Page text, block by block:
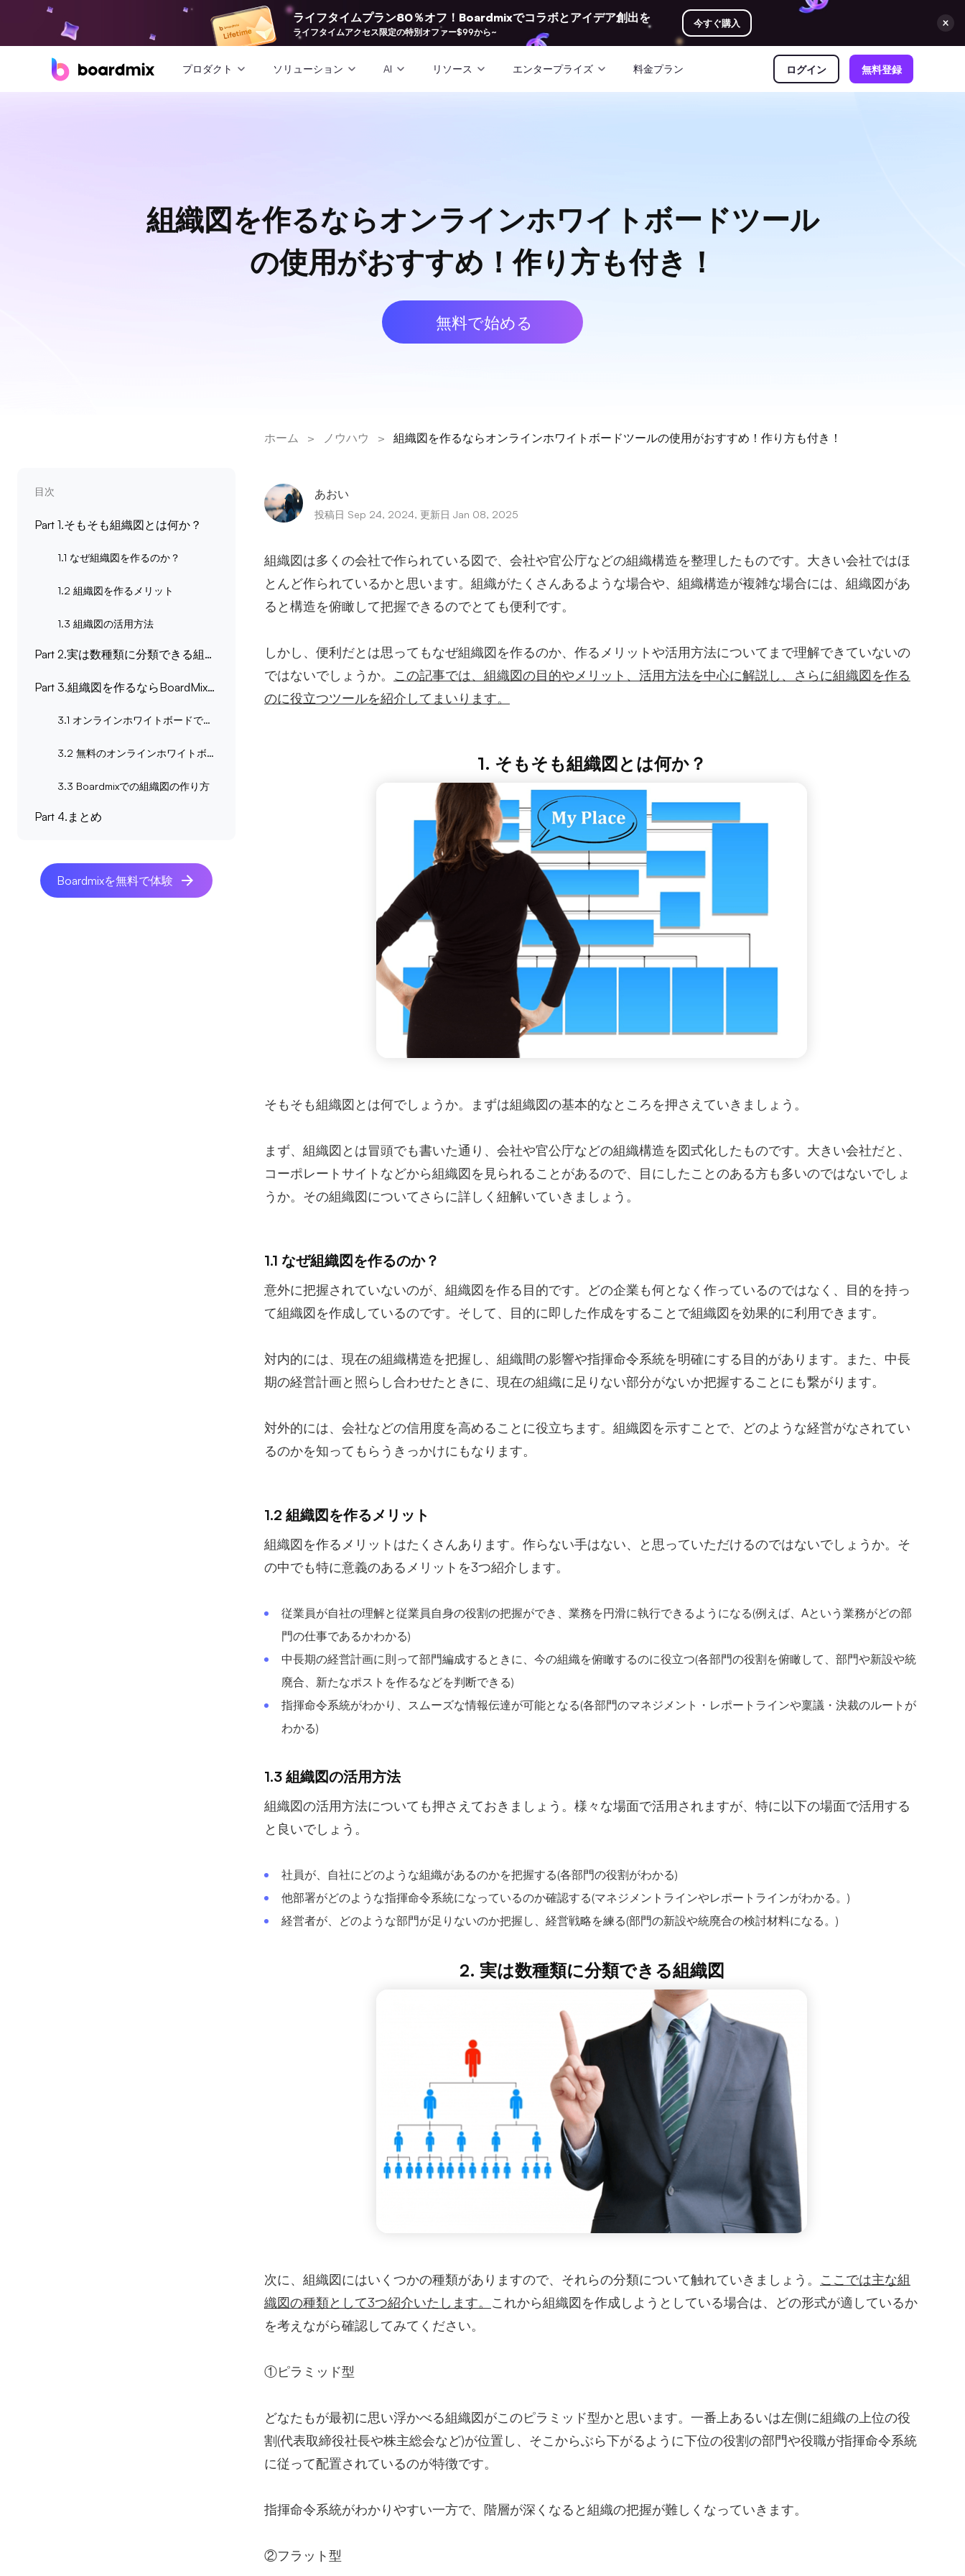
ライフタイムプラン80％オフ！Boardmixでコラボとアイデア創出を
ライフタイムアクセス限定の特別オファー$99から~
今すぐ購入
プロダクト ソリューション AI リソース エンタープライズ 料金プラン ログイン 無料登録
組織図を作るならオンラインホワイトボードツール
の使用がおすすめ！作り方も付き！
無料で始める
目次
Part 1.そもそも組織図とは何か？
1.1 なぜ組織図を作るのか？
1.2 組織図を作るメリット
1.3 組織図の活用方法
Part 2.実は数種類に分類できる組織図
Part 3.組織図を作るならBoardMixがおすすめ
3.1 オンラインホワイトボードで作成するメリット
3.2 無料のオンラインホワイトボードツール
3.3 Boardmixでの組織図の作り方
Part 4.まとめ
Boardmixを無料で体験
ホーム > ノウハウ > 組織図を作るならオンラインホワイトボードツールの使用がおすすめ！作り方も付き！
あおい
投稿日 Sep 24, 2024, 更新日 Jan 08, 2025
組織図は多くの会社で作られている図で、会社や官公庁などの組織構造を整理したものです。大きい会社ではほ
とんど作られているかと思います。組織がたくさんあるような場合や、組織構造が複雑な場合には、組織図があ
ると構造を俯瞰して把握できるのでとても便利です。
しかし、便利だとは思ってもなぜ組織図を作るのか、作るメリットや活用方法についてまで理解できていないの
ではないでしょうか。 この記事では、組織図の目的やメリット、活用方法を中心に解説し、さらに組織図を作る
のに役立つツールを紹介してまいります。
1. そもそも組織図とは何か？
そもそも組織図とは何でしょうか。まずは組織図の基本的なところを押さえていきましょう。
まず、組織図とは冒頭でも書いた通り、会社や官公庁などの組織構造を図式化したものです。大きい会社だと、
コーポレートサイトなどから組織図を見られることがあるので、目にしたことのある方も多いのではないでしょ
うか。その組織図についてさらに詳しく紐解いていきましょう。
1.1 なぜ組織図を作るのか？
意外に把握されていないのが、組織図を作る目的です。どの企業も何となく作っているのではなく、目的を持っ
て組織図を作成しているのです。そして、目的に即した作成をすることで組織図を効果的に利用できます。
対内的には、現在の組織構造を把握し、組織間の影響や指揮命令系統を明確にする目的があります。
また、中長
期の経営計画と照らし合わせたときに、現在の組織に足りない部分がないか把握することにも繋がります。
対外的には、会社などの信用度を高めることに役立ちます。 組織図を示すことで、どのような経営がなされてい
るのかを知ってもらうきっかけにもなります。
1.2 組織図を作るメリット
組織図を作るメリットはたくさんあります。作らない手はない、と思っていただけるのではないでしょうか。そ
の中でも特に意義のあるメリットを3つ紹介します。
従業員が自社の理解と従業員自身の役割の把握ができ、業務を円滑に執行できるようになる(例えば、Aという業務がどの部
門の仕事であるかわかる)
中長期の経営計画に則って部門編成するときに、今の組織を俯瞰するのに役立つ(各部門の役割を俯瞰して、部門や新設や統
廃合、新たなポストを作るなどを判断できる)
指揮命令系統がわかり、スムーズな情報伝達が可能となる(各部門のマネジメント・レポートラインや稟議・決裁のルートが
わかる)
1.3 組織図の活用方法
組織図の活用方法についても押さえておきましょう。様々な場面で活用されますが、特に以下の場面で活用する
と良いでしょう。
社員が、自社にどのような組織があるのかを把握する(各部門の役割がわかる)
他部署がどのような指揮命令系統になっているのか確認する(マネジメントラインやレポートラインがわかる。)
経営者が、どのような部門が足りないのか把握し、経営戦略を練る(部門の新設や統廃合の検討材料になる。)
2. 実は数種類に分類できる組織図
次に、組織図にはいくつかの種類がありますので、それらの分類について触れていきましょう。 ここでは主な組
織図の種類として3つ紹介いたします。 これから組織図を作成しようとしている場合は、どの形式が適しているか
を考えながら確認してみてください。
①ピラミッド型
どなたもが最初に思い浮かべる組織図がこのピラミッド型かと思います。一番上あるいは左側に組織の上位の役
割(代表取締役社長や株主総会など)が位置し、そこからぶら下がるように下位の役割の部門や役職が指揮命令系統
に従って配置されているのが特徴です。
指揮命令系統がわかりやすい一方で、階層が深くなると組織の把握が難しくなっていきます。
②フラット型